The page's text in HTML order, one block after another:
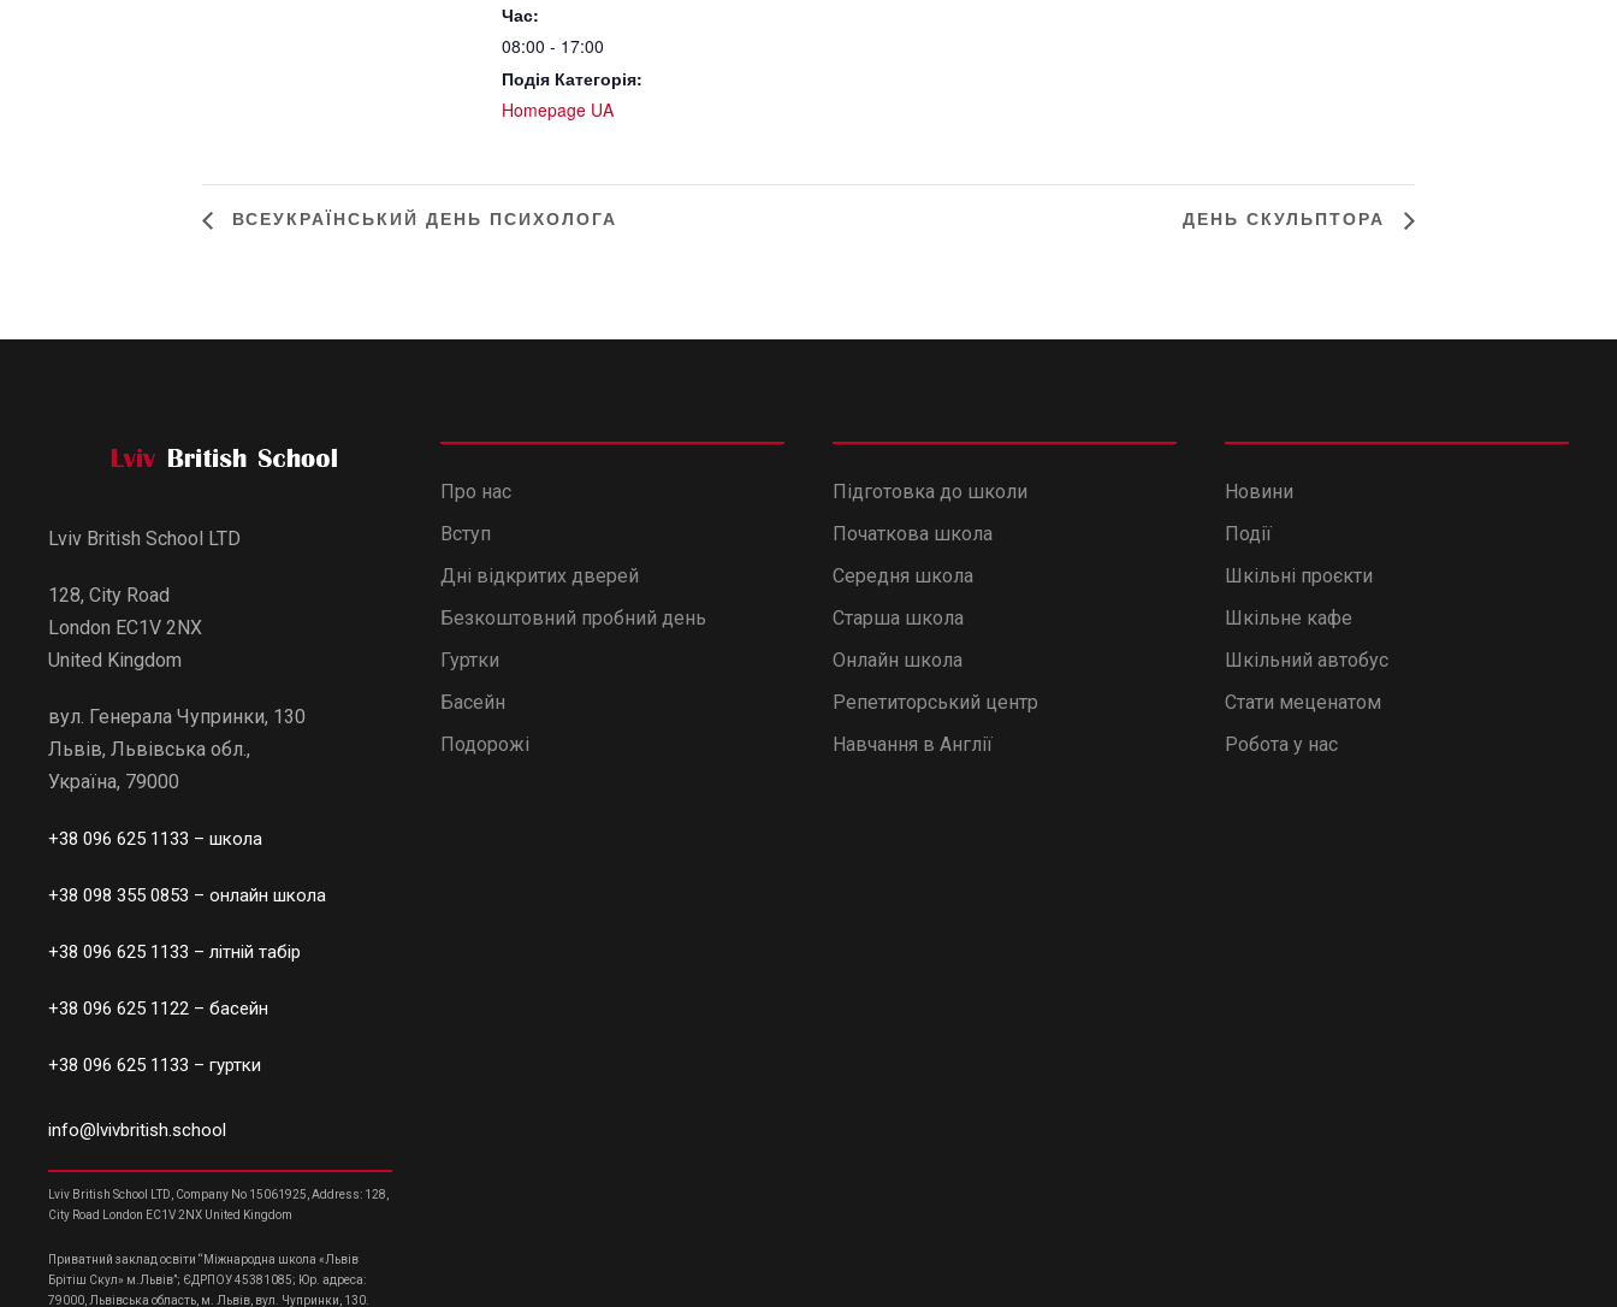
Час:
08:00 - 17:00
Подія Категорія:
Homepage UA
ВСЕУКРАЇНСЬКИЙ ДЕНЬ ПСИХОЛОГА ДЕНЬ СКУЛЬПТОРА
Lviv British School LTD
128, City Road
London EC1V 2NX
United Kingdom
вул. Генерала Чупринки, 130
Львів, Львівська обл.,
Україна, 79000
+38 096 625 1133 – школа
+38 098 355 0853 – онлайн школа
+38 096 625 1133 – літній табір
+38 096 625 1122 – басейн
+38 096 625 1133 – гуртки
info@lvivbritish.school
Lviv British School LTD, Company No 15061925, Address: 128,
City Road London EC1V 2NX United Kingdom
Приватний заклад освіти “Міжнародна школа «Львів
Брітіш Скул» м.Львів”; ЄДРПОУ 45381085; Юр. адреса:
79000, Львівська область, м. Львів, вул. Чупринки, 130.
Про нас
Вступ
Дні відкритих дверей
Безкоштовний пробний день
Гуртки
Басейн
Подорожі
Підготовка до школи
Початкова школа
Середня школа
Старша школа
Онлайн школа
Репетиторський центр
Навчання в Англії
Новини
Події
Шкільні проєкти
Шкільне кафе
Шкільний автобус
Стати меценатом
Робота у нас